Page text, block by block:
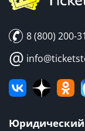
8 (800) 200-
@
Юридический